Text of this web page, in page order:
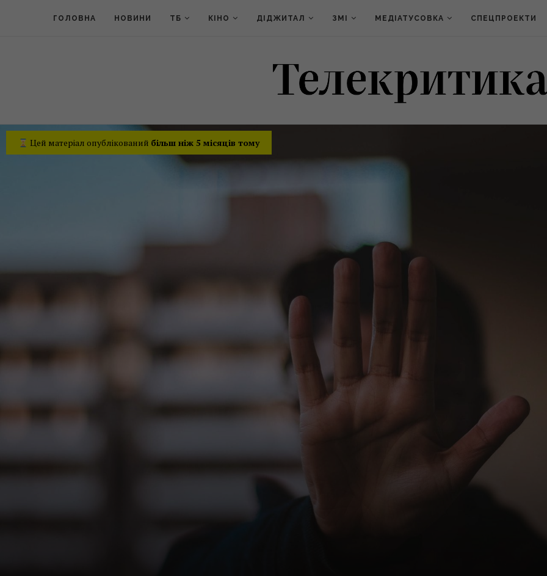
ГОЛОВНА НОВИНИ ТБ КІНО ДІДЖИТАЛ ЗМІ МЕДІАТУСОВКА СПЕЦПРОЕКТИ
Цей матеріал опублікований більш ніж 5 місяців тому